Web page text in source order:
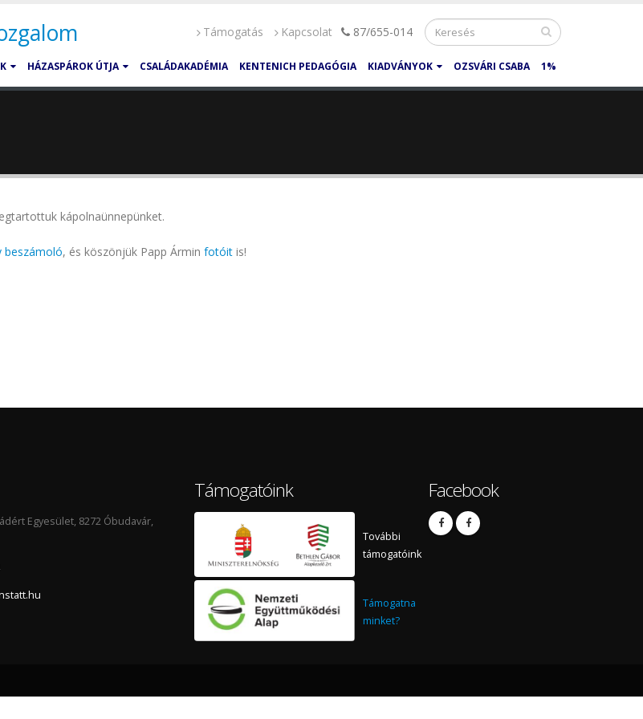
Támogatás Kapcsolat 87/655-014
HÁZASPÁROK ÚTJA CSALÁDAKADÉMIA KENTENICH PEDAGÓGIA KIADVÁNYOK OZSVÁRI CSABA 1%
kápolnaünnepünket.
beszámoló, és köszönjük Papp Ármin fotóit is!
Egyesület, 8272 Óbudavár,
Támogatóink
További
támogatóink
Támogatna
minket?
Facebook